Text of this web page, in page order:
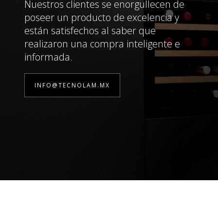
Nuestros clientes se enorgullecen de
poseer un producto de excelencia y
están satisfechos al saber que
realizaron una compra inteligente e
informada.
INFO@TECNOLAM.MX